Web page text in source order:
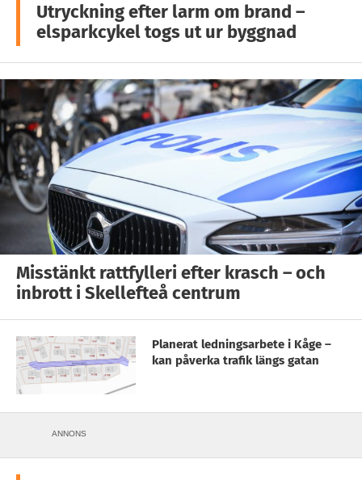
Utryckning efter larm om brand –
elsparkcykel togs ut ur byggnad
Misstänkt rattfylleri efter krasch – och
inbrott i Skellefteå centrum
Planerat ledningsarbete i Kåge –
kan påverka trafik längs gatan
ANNONS